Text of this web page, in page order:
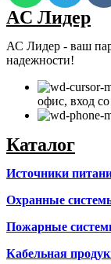
AC Лидер
АС Лидер - ваш
надежности!
офис, вход
Каталог
Источники
Охранные
Пожарные
Кабельная